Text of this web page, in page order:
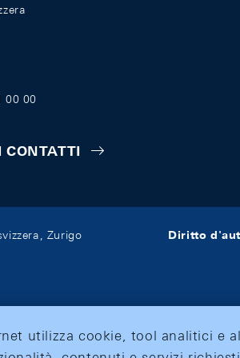
00 00
CONTATTI
Zurigo
Diritto
utilizza cookie, tool analitici e